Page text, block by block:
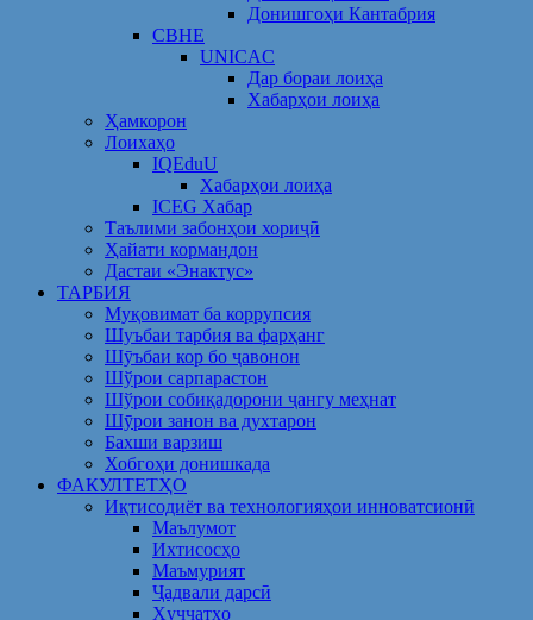
Донишгоҳи Кантабрия
CBHE
UNICAC
Дар бораи лоиҳа
Хабарҳои лоиҳа
Ҳамкорон
Лоихаҳо
IQEduU
Хабарҳои лоиҳа
ICEG Хабар
Таълими забонҳои хориҷӣ
Ҳайати кормандон
Дастаи «Энактус»
ТАРБИЯ
Муқовимат ба коррупсия
Шуъбаи тарбия ва фарҳанг
Шӯъбаи кор бо ҷавонон
Шўрои сарпарастон
Шўрои собиқадорони ҷангу меҳнат
Шӯрои занон ва духтарон
Бахши варзиш
Хобгоҳи донишкада
ФАКУЛТЕТҲО
Иқтисодиёт ва технологияҳои инноватсионӣ
Маълумот
Ихтисосҳо
Маъмурият
Ҷадвали дарсӣ
Ҳуҷҷатҳо